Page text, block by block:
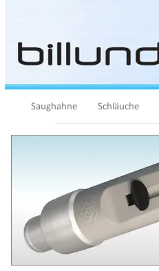
Saughahne Schläuche